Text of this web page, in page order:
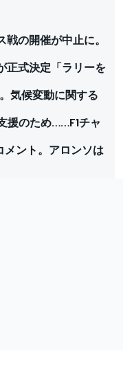
の開催が中止に。
正式決定「ラリーを
気候変動に関する
援のため……F1チャ
メント。アロンソは